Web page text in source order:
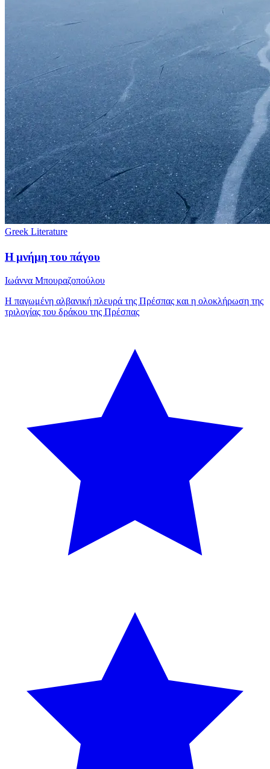
Greek Literature
Η μνήμη του πάγου
Ιωάννα Μπουραζοπούλου
H παγωμένη αλβανική πλευρά της Πρέσπας και η ολοκλήρωση της
τριλογίας του δράκου της Πρέσπας